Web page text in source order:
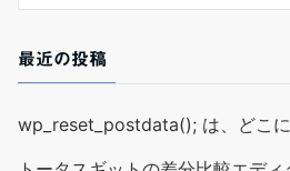
最近の投稿
wp_reset_postdata(); は、どこに